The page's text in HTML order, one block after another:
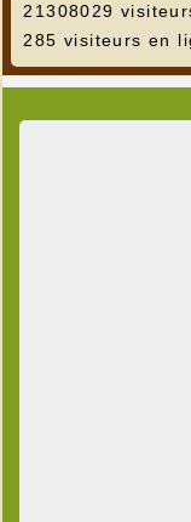
21308029
285 visiteurs en